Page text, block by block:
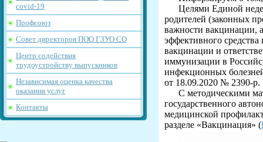
Целями Единой
родителей (законных
важности вакцинации,
эффективного
вакцинации и
иммунизации в
инфекционных
от 18.09.2020 № 2390-р.
С методическими
государственного
медицинской
разделе «Вакцинация» (
covid-19
Профсоюз
Совет директоров ПОО ГЗУО СО
Центр содействия
трудоустройству выпускников
Независимая оценка качества
оказания услуг
Контакты